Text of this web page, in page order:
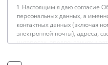
1. Настоящим я даю согласие
персональных данных, а
контактных данных (включая
электронной почты), адреса,
интересах, предпочтениях к
системы устройства и модели